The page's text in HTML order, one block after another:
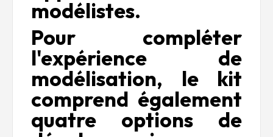
modélistes.
Pour compléter
l'expérience de
modélisation, le kit
comprend également
quatre options de